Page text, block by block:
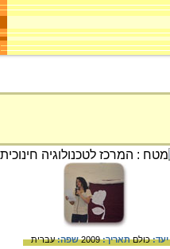
כולםתאריך:2009 שפה:עברית